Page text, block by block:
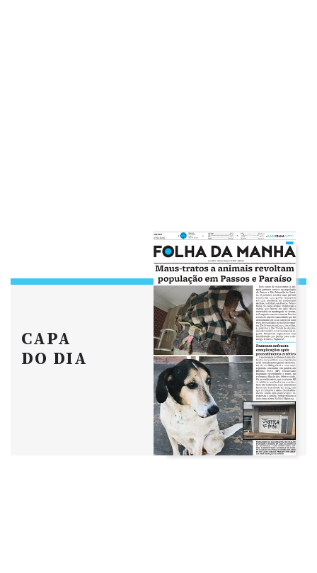
CAPA
DO DIA